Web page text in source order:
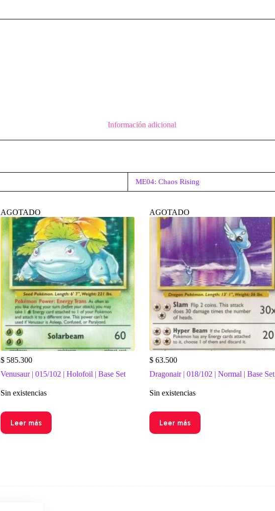
Información adicional
ME04: Chaos Rising
AGOTADO
$585.300
Venusaur | 015/102 | Holofoil | Base Set
Sin existencias
Leer más
AGOTADO
$63.500
Dragonair | 018/102 | Normal | Base Set
Sin existencias
Leer más